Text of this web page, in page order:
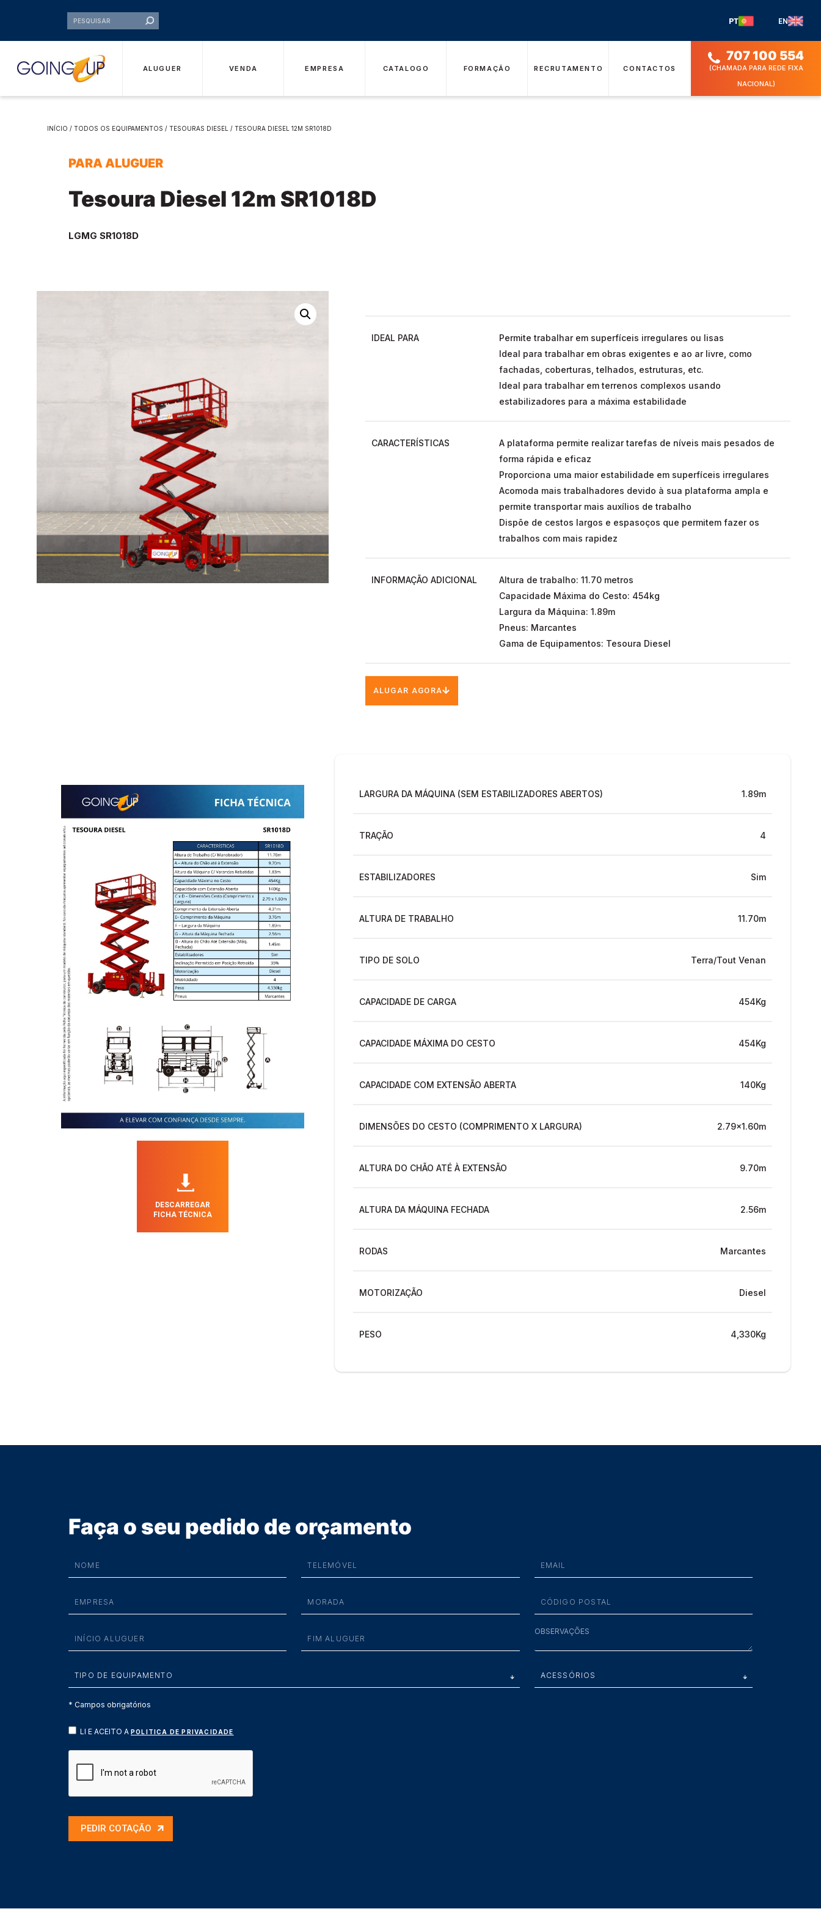
PT EN
ALUGUER VENDA EMPRESA CATALOGO FORMAÇÃO RECRUTAMENTO CONTACTOS
707 100 554
(CHAMADA PARA REDE FIXA
NACIONAL)
INÍCIO /TODOS OS EQUIPAMENTOS /TESOURAS DIESEL / TESOURA DIESEL 12M SR1018D
PARA ALUGUER
Tesoura Diesel 12m SR1018D
LGMG SR1018D
IDEAL PARA
Permite trabalhar em superfíceis irregulares ou lisas
Ideal para trabalhar em obras exigentes e ao ar livre, como
fachadas, coberturas, telhados, estruturas, etc.
Ideal para trabalhar em terrenos complexos usando
estabilizadores para a máxima estabilidade
CARACTERÍSTICAS
A plataforma permite realizar tarefas de níveis mais pesados de
forma rápida e eficaz
Proporciona uma maior estabilidade em superfíceis irregulares
Acomoda mais trabalhadores devido à sua plataforma ampla e
permite transportar mais auxílios de trabalho
Dispõe de cestos largos e espasoços que permitem fazer os
trabalhos com mais rapidez
INFORMAÇÃO ADICIONAL
Altura de trabalho: 11.70 metros
Capacidade Máxima do Cesto: 454kg
Largura da Máquina: 1.89m
Pneus: Marcantes
Gama de Equipamentos: Tesoura Diesel
ALUGAR AGORA
DESCARREGAR
FICHA TÉCNICA
LARGURA DA MÁQUINA (SEM ESTABILIZADORES ABERTOS) 1.89m
TRAÇÃO 4
ESTABILIZADORES Sim
ALTURA DE TRABALHO 11.70m
TIPO DE SOLO Terra/Tout Venan
CAPACIDADE DE CARGA 454Kg
CAPACIDADE MÁXIMA DO CESTO 454Kg
CAPACIDADE COM EXTENSÃO ABERTA 140Kg
DIMENSÕES DO CESTO (COMPRIMENTO X LARGURA) 2.79x1.60m
ALTURA DO CHÃO ATÉ À EXTENSÃO 9.70m
ALTURA DA MÁQUINA FECHADA 2.56m
RODAS Marcantes
MOTORIZAÇÃO Diesel
PESO 4,330Kg
Faça o seu pedido de orçamento
* Campos obrigatórios
LI E ACEITO A POLITICA DE PRIVACIDADE
PEDIR COTAÇÃO